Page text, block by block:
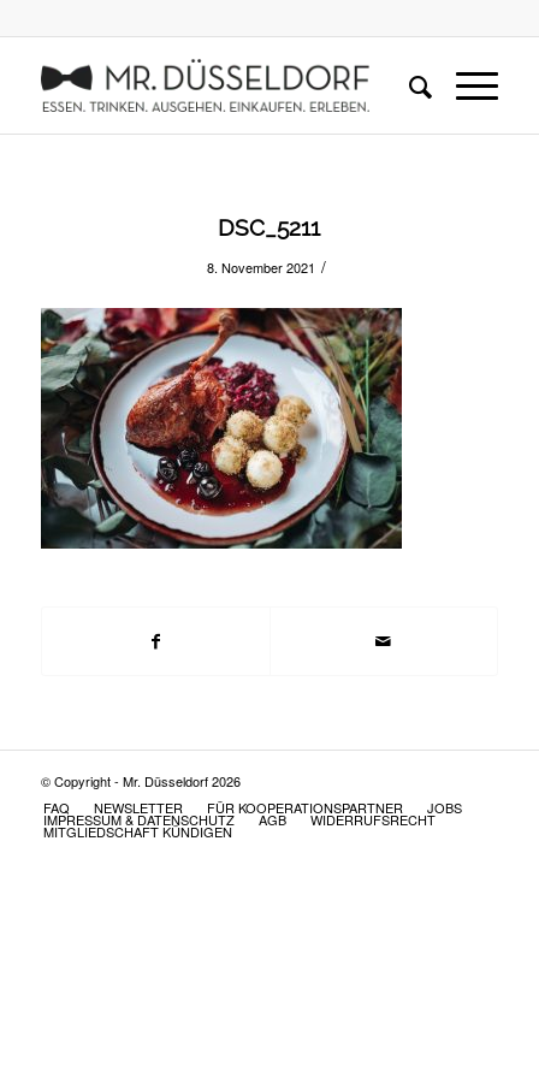
DSC_5211
8. November 2021 /
© Copyright - Mr. Düsseldorf 2026
FAQ
NEWSLETTER FÜR KOOPERATIONSPARTNER JOBS
IMPRESSUM & DATENSCHUTZ AGB WIDERRUFSRECHT
MITGLIEDSCHAFT KÜNDIGEN